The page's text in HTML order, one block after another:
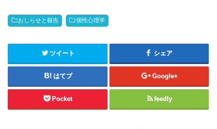
おしらせと報告 個性心理学
ツイート シェア
はてブ Google+
Pocket feedly